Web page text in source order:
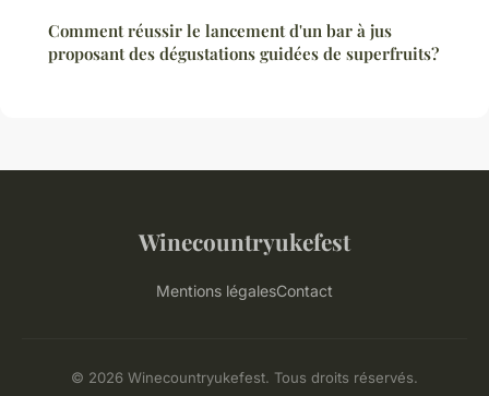
Comment réussir le lancement d'un bar à jus
proposant des dégustations guidées de superfruits?
Winecountryukefest
Mentions légalesContact
© 2026 Winecountryukefest. Tous droits réservés.